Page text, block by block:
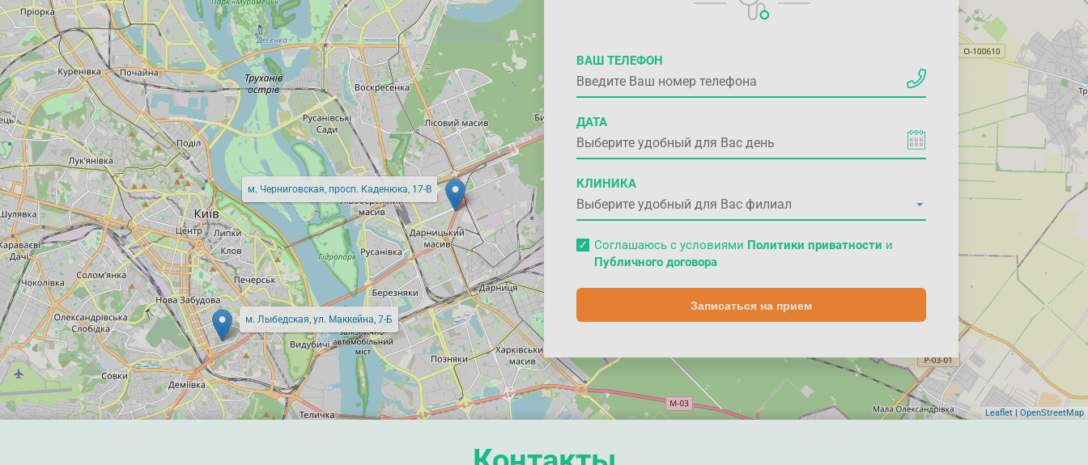
ВАШ ТЕЛЕФОН
ДАТА
КЛИНИКА
Соглашаюсь с условиями Политики приватности и
Публичного договора
Записаться на прием
м. Лыбедская, ул. Маккейна, 7-Б
м. Черниговская, просп. Каденюка, 17-В
Leaflet OpenStreetMap